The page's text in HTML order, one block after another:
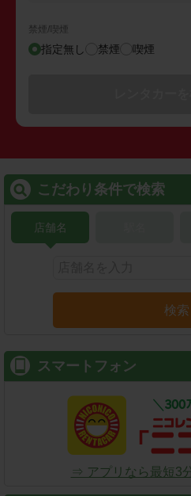
禁煙/喫煙
指定無し 禁煙 喫煙
こだわり条件で検索
店舗名
検索
スマートフォン
⇒ アプリなら最短3